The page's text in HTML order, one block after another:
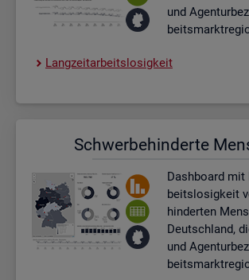
und
Lang­zeit­ar­beits­lo­sig­keit
Schwer­be­hin­der­te
Dash­board mit
beits­lo­sig­keit
hin­der­ten
Deutsch­land,
und